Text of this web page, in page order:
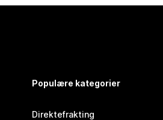
Populære kategorier
Direktefrakting